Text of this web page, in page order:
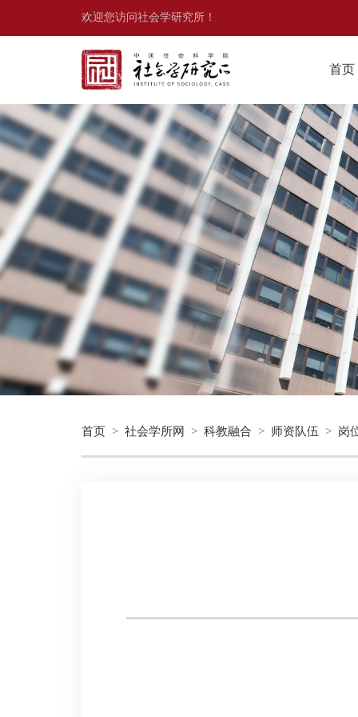
欢迎您访问社会学研究所！
首页
首页 > 社会学所网 > 科教融合 > 师资队伍 > 岗